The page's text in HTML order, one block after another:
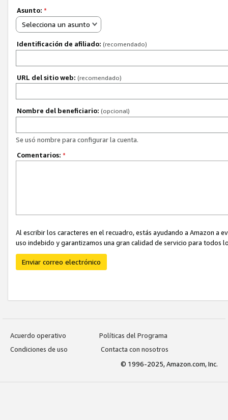
Asunto: *
Selecciona un asunto
Identificación de afiliado: (recomendado)
URL del sitio web: (recomendado)
Nombre del beneficiario: (opcional)
Se usó nombre para configurar la cuenta.
Comentarios: *
Al escribir los caracteres en el recuadro, estás ayudando a Amazon
uso indebido y garantizamos una gran calidad de servicio para todos
Enviar correo electrónico
Acuerdo operativo
Políticas del Programa
Condiciones de uso
Contacta con nosotros
© 1996-2025, Amazon.com, Inc.